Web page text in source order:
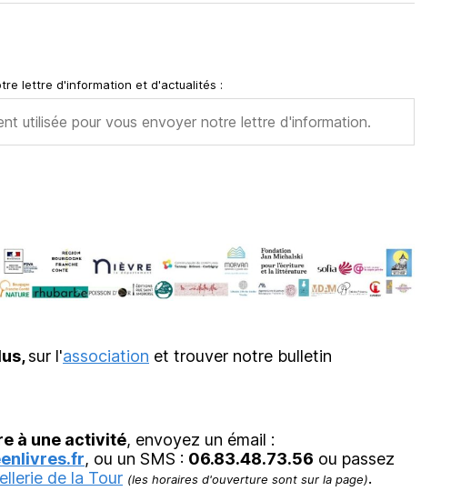
lettre d'information et d'actualités :
sur l'association et trouver notre bulletin
à une activité, envoyez un émail :
, ou un SMS : 06.83.48.73.56 ou passez
de la Tour (les horaires d'ouverture sont sur la page).